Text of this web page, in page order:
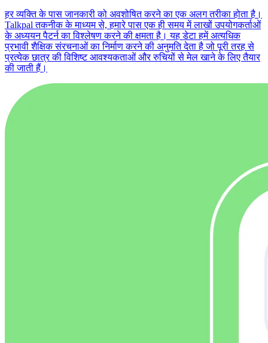
हर व्यक्ति के पास जानकारी को अवशोषित करने का एक अलग तरीका होता है।
Talkpal तकनीक के माध्यम से, हमारे पास एक ही समय में लाखों उपयोगकर्ताओं
के अध्ययन पैटर्न का विश्लेषण करने की क्षमता है। यह डेटा हमें अत्यधिक
प्रभावी शैक्षिक संरचनाओं का निर्माण करने की अनुमति देता है जो पूरी तरह से
प्रत्येक छात्र की विशिष्ट आवश्यकताओं और रुचियों से मेल खाने के लिए तैयार
की जाती हैं।